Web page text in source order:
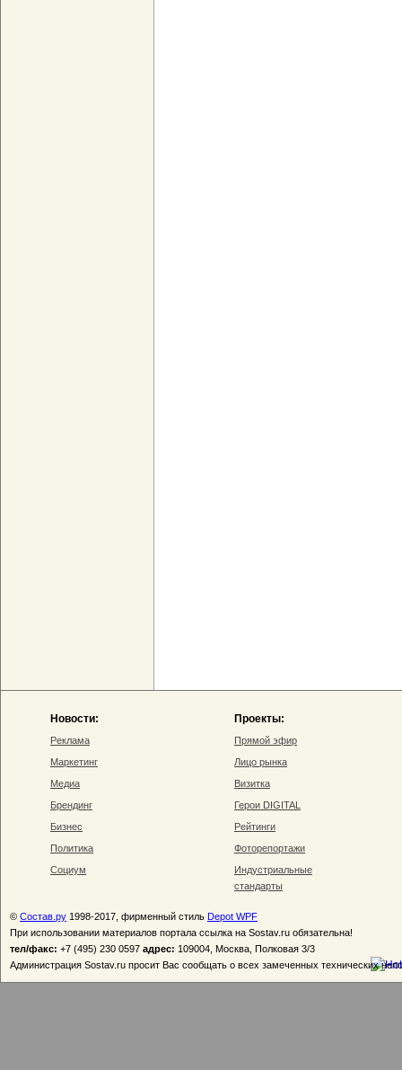
Новости:
Реклама
Маркетинг
Медиа
Брендинг
Бизнес
Политика
Социум
Проекты:
Прямой эфир
Лицо рынка
Визитка
Герои DIGITAL
Рейтинги
Фоторепортажи
Индустриальные
стандарты
© Состав.ру 1998-2017, фирменный стиль Depot WPF
При использовании материалов портала ссылка на Sostav.ru обязательна!
тел/факс: +7 (495) 230 0597 адрес: 109004, Москва, Полковая 3/3
Администрация Sostav.ru просит Вас сообщать о всех замеченных технических